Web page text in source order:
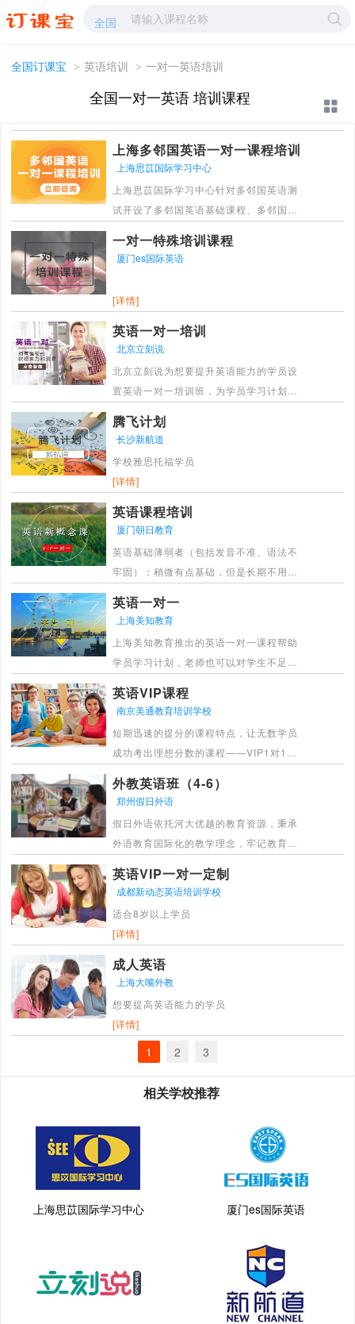
一对一英语培训-一对一英语学校哪家好?-订课宝
全国
全国订课宝 > 英语培训 > 一对一英语培训
全国一对一英语 培训课程
上海多邻国英语一对一课程培训
上海思苡国际学习中心
上海思苡国际学习中心针对多邻国英语测
试开设了多邻国英语基础课程、多邻国英
多种班型设置更好的满足了不同学员的学
一对一特殊培训课程
厦门es国际英语
[详情]
英语一对一培训
北京立刻说
北京立刻说为想要提升英语能力的学员设
置英语一对一培训班，为学员学习计划，
重提高口语交流技能，个性化互动环节众
能和准确度的训练，全面提升听、说、
读、写能力。
[详情]
腾飞计划
长沙新航道
学校雅思托福学员
[详情]
英语课程培训
厦门朝日教育
英语基础薄弱者（包括发音不准、语法不
牢固）；稍微有点基础，但是长期不用，
求和出国需求希望提高英语水平的爱好者
英语一对一
上海美知教育
上海美知教育推出的英语一对一课程帮助
学员学习计划，老师也可以对学生不足的
活，限度地降低学生的时间成本，提高授
求。
[详情]
英语VIP课程
南京美通教育培训学校
短期迅速的提分的课程特点，让无数学员
成功考出理想分数的课程——VIP1对1课
出国考试教学专家进行学习规划，灵活安
迅速提分。 全部授课过程采用“多对
一”（多名老师对一名学生）模式，即由多
位权威老师分项授课，并进行各项技能的
专项训练。全程由专业的课程顾问跟踪辅
导，以及课后综合评估体系全方位确保学
员的学习进度和学习效果。
外教英语班（4-6）
郑州假日外语
假日外语依托河大优越的教育资源，秉承
外语教育国际化的教学理念，牢记教育为
益的功利主义，开设雅思托福课程、口语
本校教师、雅思考官与中招高招命题教师
组成，是河南英语培训行业知名品牌，是
目前河南乃至全国最优秀的外语培训机构
之一
[详情]
英语VIP一对一定制
成都新动态英语培训学校
适合8岁以上学员
[详情]
成人英语
上海大嘴外教
想要提高英语能力的学员
[详情]
1 2 3
相关学校推荐
上海思苡国际学习中心 厦门es国际英语